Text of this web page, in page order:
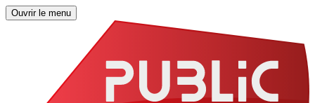
Ouvrir le menu